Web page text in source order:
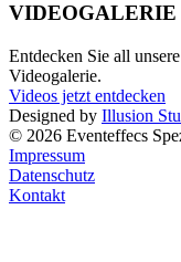
VIDEOGALERIE
Entdecken Sie all
Videogalerie.
Videos jetzt entdecken
Designed by Illusion
© 2026 Eventeffecs
Impressum
Datenschutz
Kontakt